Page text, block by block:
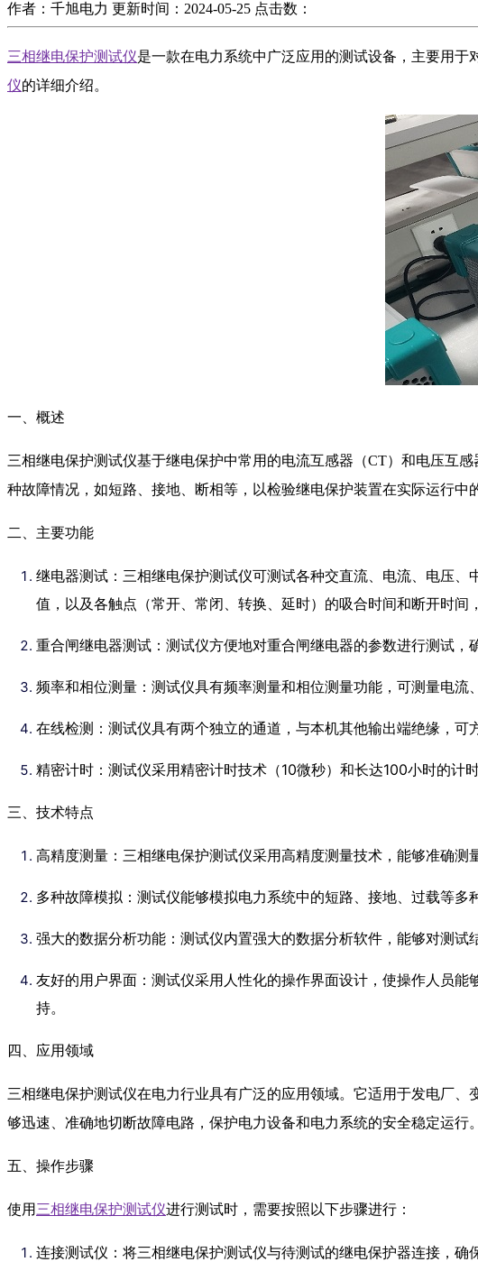
作者：千旭电力 更新时间：2024-05-25 点击数：
三相继电保护测试仪是一款在电力系统中广泛应用的测试设备，主要用
仪的详细介绍。
一、概述
三相继电保护测试仪基于继电保护中常用的电流互感器（CT）和电压互
种故障情况，如短路、接地、断相等，以检验继电保护装置在实际运行中
二、主要功能
继电器测试：三相继电保护测试仪可测试各种交直流、电流、电压
值，以及各触点（常开、常闭、转换、延时）的吸合时间和断开时间
重合闸继电器测试：测试仪方便地对重合闸继电器的参数进行测试，
频率和相位测量：测试仪具有频率测量和相位测量功能，可测量电
在线检测：测试仪具有两个独立的通道，与本机其他输出端绝缘，可
精密计时：测试仪采用精密计时技术（10微秒）和长达100小时的计
三、技术特点
高精度测量：三相继电保护测试仪采用高精度测量技术，能够准确测
多种故障模拟：测试仪能够模拟电力系统中的短路、接地、过载等多
强大的数据分析功能：测试仪内置强大的数据分析软件，能够对测试
友好的用户界面：测试仪采用人性化的操作界面设计，使操作人员
持。
四、应用领域
三相继电保护测试仪在电力行业具有广泛的应用领域。它适用于发电厂
够迅速、准确地切断故障电路，保护电力设备和电力系统的安全稳定运行。
五、操作步骤
使用 三相继电保护测试仪进行测试时，需要按照以下步骤进行：
连接测试仪：将三相继电保护测试仪与待测试的继电保护器连接，确